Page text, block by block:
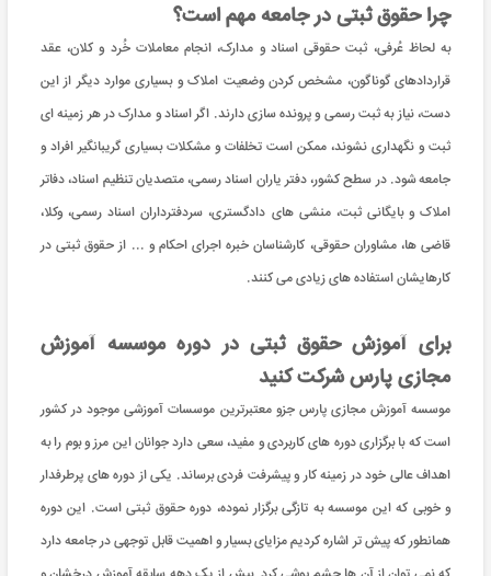
چرا حقوق ثبتی در جامعه مهم است؟
به لحاظ عُرفی، ثبت حقوقی اسناد و مدارک، انجام معاملات خُرد و کلان، عقد
قراردادهای گوناگون، مشخص کردن وضعیت املاک و بسیاری موارد دیگر از این
دست، نیاز به ثبت رسمی و پرونده سازی دارند. اگر اسناد و مدارک در هر زمینه ای
ثبت و نگهداری نشوند، ممکن است تخلفات و مشکلات بسیاری گریبانگیر افراد و
جامعه شود. در سطح کشور، دفتر یاران اسناد رسمی، متصدیان تنظیم اسناد، دفاتر
املاک و بایگانی ثبت، منشی های دادگستری، سردفترداران اسناد رسمی، وکلا،
قاضی ها، مشاوران حقوقی، کارشناسان خبره اجرای احکام و ... از حقوق ثبتی در
کارهایشان استفاده های زیادی می کنند.
برای آموزش حقوق ثبتی در دوره موسسه آموزش
مجازی پارس شرکت کنید
موسسه آموزش مجازی پارس جزو معتبرترین موسسات آموزشی موجود در کشور
است که با برگزاری دوره های کاربردی و مفید، سعی دارد جوانان این مرز و بوم را به
اهداف عالی خود در زمینه کار و پیشرفت فردی برساند. یکی از دوره های پرطرفدار
و خوبی که این موسسه به تازگی برگزار نموده، دوره حقوق ثبتی است. این دوره
همانطور که پیش تر اشاره کردیم مزایای بسیار و اهمیت قابل توجهی در جامعه دارد